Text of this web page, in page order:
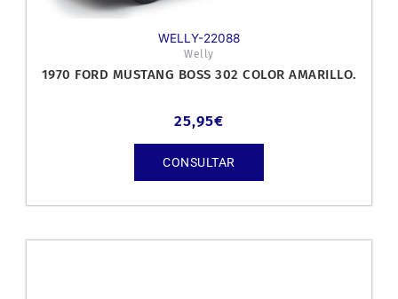
WELLY-22088
Welly
1970 FORD MUSTANG BOSS 302 COLOR AMARILLO.
25,95€
CONSULTAR